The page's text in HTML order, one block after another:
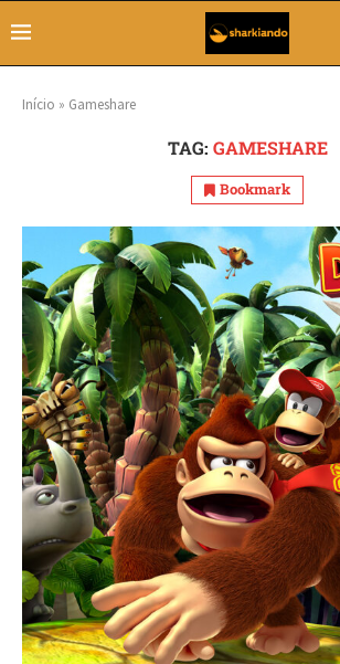
Início » Gameshare
TAG: GAMESHARE
Bookmark